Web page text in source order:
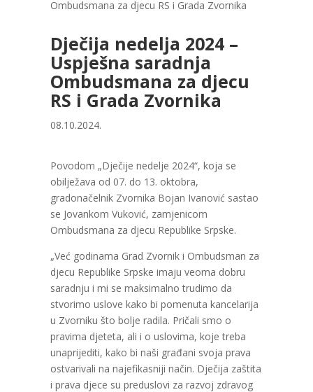
Ombudsmana za djecu RS i Grada Zvornika
Dječija nedelja 2024 –
Uspješna saradnja
Ombudsmana za djecu
RS i Grada Zvornika
08.10.2024.
Povodom „Dječije nedelje 2024“, koja se
obilježava od 07. do 13. oktobra,
gradonačelnik Zvornika Bojan Ivanović sastao
se Jovankom Vuković, zamjenicom
Ombudsmana za djecu Republike Srpske.
„Već godinama Grad Zvornik i Ombudsman za
djecu Republike Srpske imaju veoma dobru
saradnju i mi se maksimalno trudimo da
stvorimo uslove kako bi pomenuta kancelarija
u Zvorniku što bolje radila. Pričali smo o
pravima djeteta, ali i o uslovima, koje treba
unaprijediti, kako bi naši građani svoja prava
ostvarivali na najefikasniji način. Dječija zaštita
i prava djece su preduslovi za razvoj zdravog